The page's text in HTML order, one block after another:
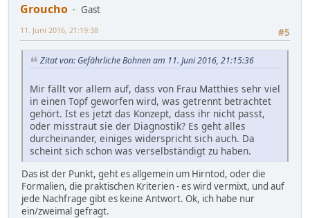
Groucho
Gast
#5
11. Juni 2016, 21:19:38
Zitat von: Gefährliche Bohnen am 11. Juni 2016, 21:15:36
Mir fällt vor allem auf, dass von Frau Matthies sehr viel
in einen Topf geworfen wird, was getrennt betrachtet
gehört. Ist es jetzt das Konzept, dass ihr nicht passt,
oder misstraut sie der Diagnostik? Es geht alles
durcheinander, einiges widerspricht sich auch. Da
scheint sich schon was verselbständigt zu haben.
Das ist der Punkt, geht es allgemein um Hirntod, oder die
Formalien, die praktischen Kriterien - es wird vermixt, und auf
jede Nachfrage gibt es keine Antwort. Ok, ich habe nur
ein/zweimal gefragt.